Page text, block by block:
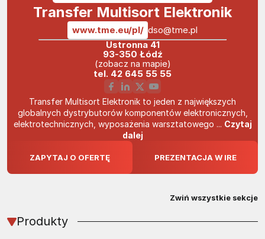
Transfer Multisort Elektronik
www.tme.eu/pl/ dso@tme.pl
Ustronna 41
93-350 Łódź
(zobacz na mapie)
tel. 42 645 55 55
Transfer Multisort Elektronik to jeden z największych
globalnych dystrybutorów komponentów elektronicznych,
elektrotechnicznych, wyposażenia warsztatowego ... Czytaj
dalej
ZAPYTAJ O OFERTĘ PREZENTACJA W IRE
Zwiń wszystkie sekcje
Produkty